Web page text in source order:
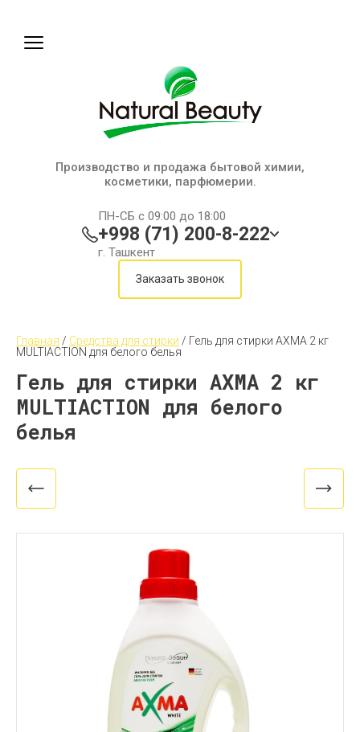
Производство и продажа бытовой химии,
косметики, парфюмерии.
ПН-СБ с 09:00 до 18:00
+998 (71) 200-8-222
г. Ташкент
Заказать звонок
Главная / Средства для стирки / Гель для стирки AXMA 2 кг
MULTIACTION для белого белья
Гель для стирки AXMA 2 кг
MULTIACTION для белого
белья